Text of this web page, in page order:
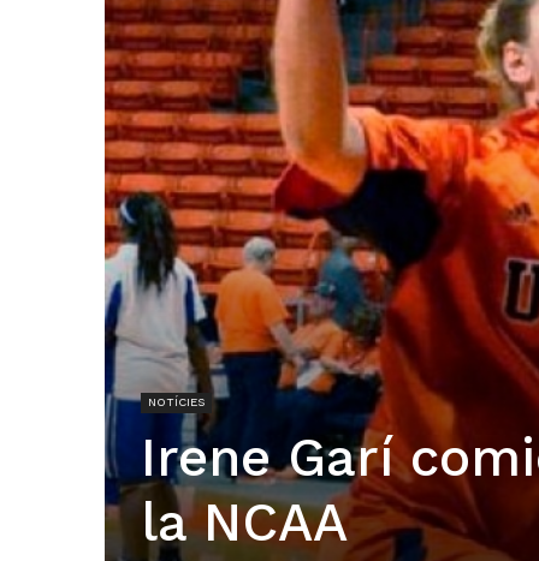
NOTÍCIES
Irene Garí
la NCAA